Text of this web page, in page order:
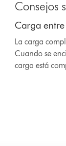
Consejos
Carga
La carga
Cuando se
carga está